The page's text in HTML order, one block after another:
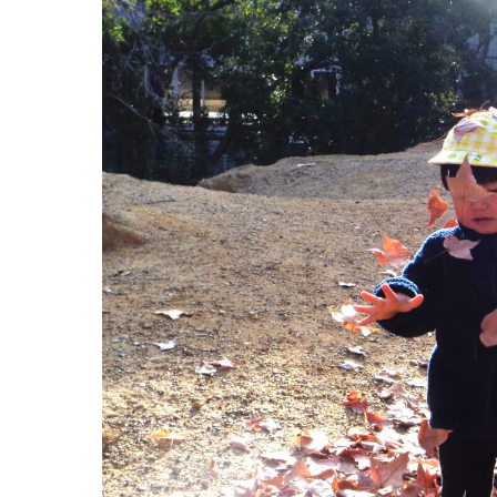
お知らせ
今日の幼
園のこと
園舎案内
安⼼・安全対策
課外教室
理事長のことば
教育と保
美⽊多幼稚園
園の1⽇
年間⾏事
預かり保育［